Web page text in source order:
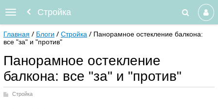
Стройка
Главная Блоги Стройка
Панорамное остекление балкона:
все "за" и "против"
Панорамное остекление
балкона: все "за" и "против"
Стройка